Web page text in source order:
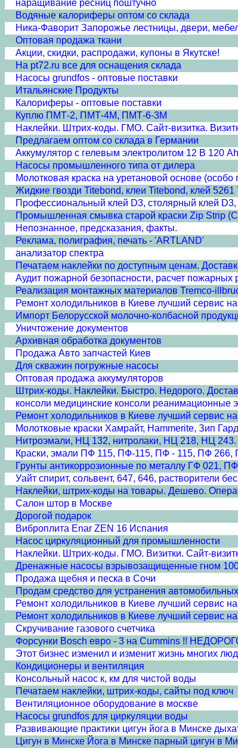
наращивание ресниц поштучно
Водяные калориферы оптом со склада
Ника-Фаворит Запорожье лестницы, двери,
Оптовая продажа ткани
Акции, скидки, распродажи, купоны в Якутске!
На pt72.ru все для оснащения склада
Насосы grundfos - оптовые поставки
Итальянские Продукты
Калориферы - оптовые поставки
Куплю ПМТ-2, ПМТ-4М, ПМТ-6-3М
Наклейки. Штрих-коды. ГМО. Сайт-визитка.
Предлагаем oптом со склада в Германии
Аккумулятор с гелевым электролитом 12 В 120 Ah
Насосы промышленного типа от дилера
Молотковая краска на уретановой основе
Жидкие гвозди Titebond, клеи Titebond, клей 5261
Профессиональный клей D3, столярный клей D3,
Промышленная смывка старой краски Zip Strip
Непознанное, предсказания, факты.
Реклама, полиграфия, печать - 'ARTLAND'
анализатор спектра
Печатаем наклейки по доступным ценам.
Аудит пожарной безопасности, расчет пожарных
Реализация монтажных материалов Tremco-
Ремонт холодильников в Киеве лучший сервис
Импорт Белорусской молочно-колбасной
Уничтожение документов
Архивная обработка документов
Продажа Авто запчастей Киев
Для скважин погружные насосы
Оптовая продажа аккумуляторов
Штрих-коды. Наклейки. Быстро. Недорого.
консоли медицинские консоли реанимационные
Ремонт холодильников в Киеве лучший сервис
Молотковые краски Хамрайт, Hammerite, Зип
Нитроэмали, НЦ 132, нитролаки, НЦ 218, НЦ 243.
Краски, эмали ПФ 115, ПФ-115, ПФ - 115, ПФ 266,
Грунты антикоррозионные по металлу ГФ 021,
Уайт спирит, сольвент, 647, 646, растворители
Наклейки, штрих-коды на товары. Дешево.
Салон штор в Москве
Дорогой подарок
Виброплита Enar ZEN 16 Испания
Насос циркуляционный для промышленности
Наклейки. Штрих-коды. ГМО. Визитки. Сайт-
Дренажные насосы взрывозащищенные гном
Продажа щебня и песка в Сочи
Продам средство для устранения
Ремонт холодильников в Киеве лучший сервис
Ремонт холодильников в Киеве лучший сервис
Скручивание газового счетчика
Форсунки Bosch евро - 3 на Cummins !!
Этот бизнес изменил и изменит жизнь многих
Кондиционеры и вентиляция
Консольный насос к, км для чистой воды
Печатаем наклейки, штрих-коды, сайты под ключ
Вентиляционное оборудование в москве
Насосы grundfos для циркуляции воды
Развивающие практики цигун йога в Минске
Цигун в Минске Йога в Минске парный цигун в